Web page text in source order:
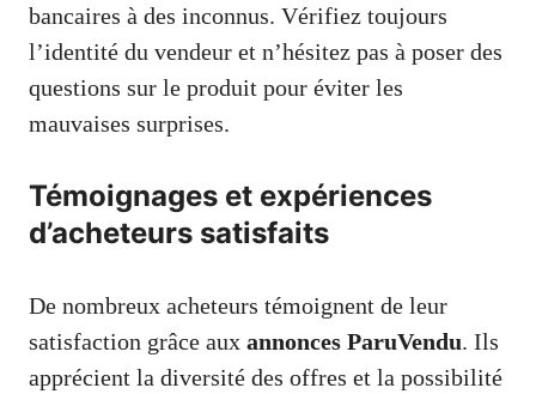
bancaires à des inconnus. Vérifiez toujours
l’identité du vendeur et n’hésitez pas à poser des
questions sur le produit pour éviter les
mauvaises surprises.
Témoignages et expériences
d’acheteurs satisfaits
De nombreux acheteurs témoignent de leur
satisfaction grâce aux annonces ParuVendu. Ils
apprécient la diversité des offres et la possibilité